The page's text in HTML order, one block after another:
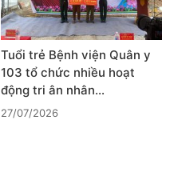
Tuổi trẻ Bệnh viện Quân y
103 tổ chức nhiều hoạt
động tri ân nhân…
27/07/2026